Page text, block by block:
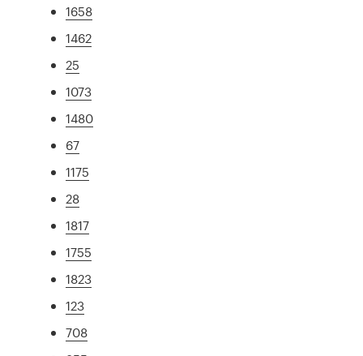
1658
1462
25
1073
1480
67
1175
28
1817
1755
1823
123
708